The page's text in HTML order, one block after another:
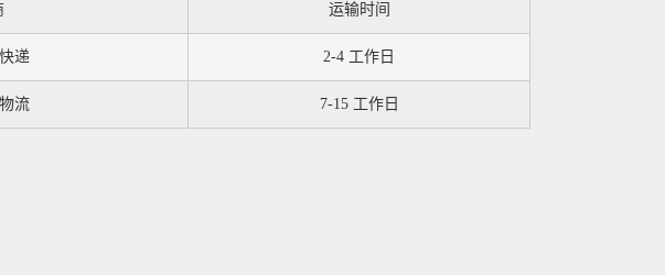
运输时间
递 2-4 工作日
流 7-15 工作日